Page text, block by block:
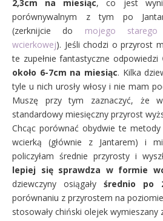
2,3cm na miesiąc, co jest
porównywalnym z tym po
(zerknijcie do mojego starego
wcierkowej). Jeśli chodzi o przyrost
te zupełnie fantastyczne
około 6-7cm na miesiąc. Kilka
tyle u nich urosły włosy i nie mam
Muszę przy tym zaznaczyć, że
standardowy miesięczny przyrost
Chcąc porównać obydwie te
wcierką (głównie z Jantarem) i
policzyłam średnie przyrosty i
lepiej się sprawdza w formie
dziewczyny osiągały średnio po
porównaniu z przyrostem na poziomie
stosowały chiński olejek wymieszany